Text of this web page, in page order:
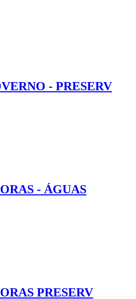
- PRESERV
- ÁGUAS
PRESERV